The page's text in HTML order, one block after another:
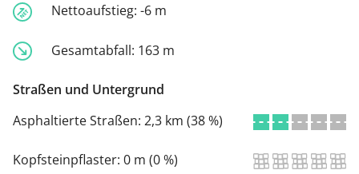
Nettoaufstieg: -6 m
Gesamtabfall: 163 m
Straßen und Untergrund
Asphaltierte Straßen: 2,3 km (38 %)
Kopfsteinpflaster: 0 m (0 %)